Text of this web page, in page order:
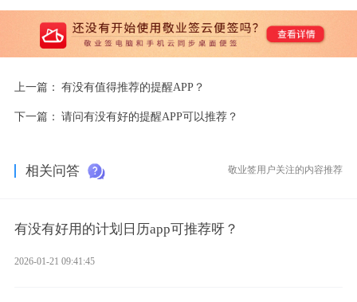
上一篇： 有没有值得推荐的提醒APP？
下一篇： 请问有没有好的提醒APP可以推荐？
相关问答 敬业签用户关注的内容推荐
有没有好用的计划日历app可推荐呀？
2026-01-21 09:41:45